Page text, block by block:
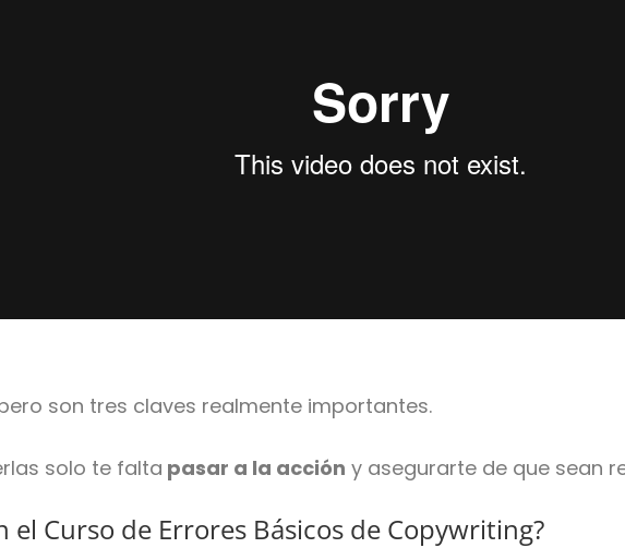
son tres claves realmente importantes.
solo te falta pasar a la acción y asegurarte de que sean
el Curso de Errores Básicos de Copywriting?